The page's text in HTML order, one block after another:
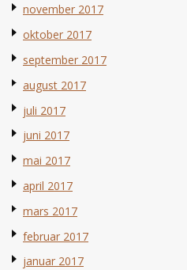
november 2017
oktober 2017
september 2017
august 2017
juli 2017
juni 2017
mai 2017
april 2017
mars 2017
februar 2017
januar 2017